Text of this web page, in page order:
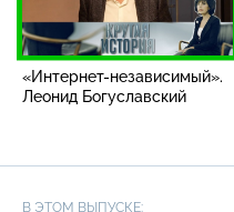
«Интернет-независимый».
Леонид Богуславский
В ЭТОМ ВЫПУСКЕ: